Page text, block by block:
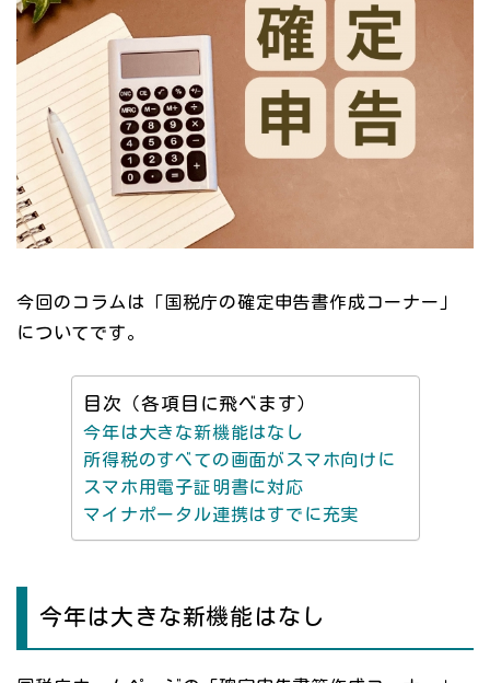
今回のコラムは「国税庁の確定申告書作成コーナー」
についてです。
目次（各項目に飛べます）
今年は大きな新機能はなし
所得税のすべての画面がスマホ向けに
スマホ用電子証明書に対応
マイナポータル連携はすでに充実
今年は大きな新機能はなし